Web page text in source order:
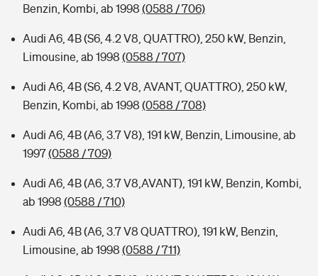
Benzin, Kombi, ab 1998 (0588 / 706)
Audi A6, 4B (S6, 4.2 V8, QUATTRO), 250 kW, Benzin,
Limousine, ab 1998 (0588 / 707)
Audi A6, 4B (S6, 4.2 V8, AVANT, QUATTRO), 250 kW,
Benzin, Kombi, ab 1998 (0588 / 708)
Audi A6, 4B (A6, 3.7 V8), 191 kW, Benzin, Limousine, ab
1997(0588 / 709)
Audi A6, 4B (A6, 3.7 V8,AVANT), 191 kW, Benzin, Kombi,
ab 1998 (0588 / 710)
Audi A6, 4B (A6, 3.7 V8 QUATTRO), 191 kW, Benzin,
Limousine, ab 1998 (0588 / 711)